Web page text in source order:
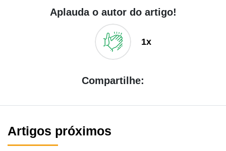
Aplauda o autor do artigo!
1x
Compartilhe:
Artigos próximos